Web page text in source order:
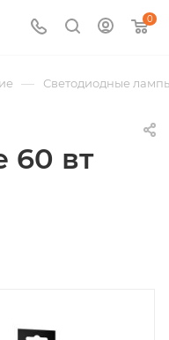
0
— Светодиодные
60 вт